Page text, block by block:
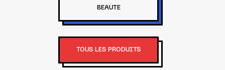
BEAUTE
TOUS LES PRODUITS